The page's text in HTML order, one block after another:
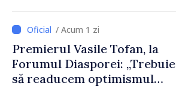
dumneavoastră pentru a
construi comunități mai
puternice”
/ Acum 1 zi
Premierul Vasile Tofan, la
Forumul Diasporei: „Trebuie
să readucem optimismul